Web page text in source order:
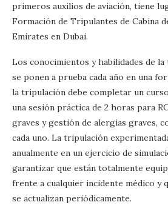
primeros auxilios de aviación, tiene
Formación de Tripulantes de Cabina
Emirates en Dubai.
Los conocimientos y habilidades de
se ponen a prueba cada año en una
la tripulación debe completar un
una sesión práctica de 2 horas para
graves y gestión de alergias graves,
cada uno. La tripulación
anualmente en un ejercicio de
garantizar que están totalmente
frente a cualquier incidente médico y
se actualizan periódicamente.